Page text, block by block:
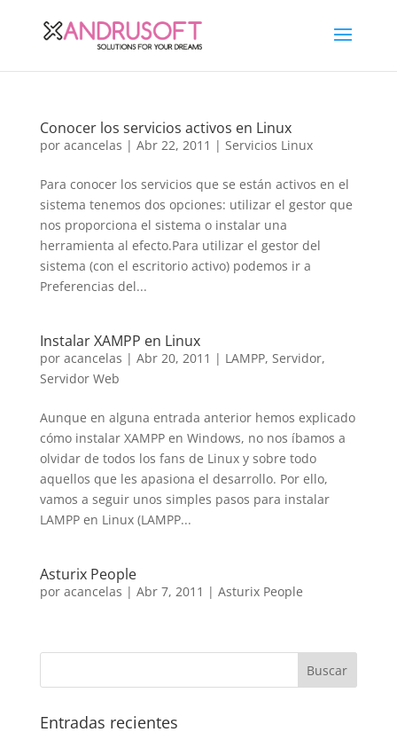
Conocer los servicios activos en Linux
por acancelas | Abr 22, 2011 | Servicios Linux
Para conocer los servicios que se están activos en el
sistema tenemos dos opciones: utilizar el gestor que
nos proporciona el sistema o instalar una
herramienta al efecto.Para utilizar el gestor del
sistema (con el escritorio activo) podemos ir a
Preferencias del...
Instalar XAMPP en Linux
por acancelas | Abr 20, 2011 | LAMPP, Servidor,
Servidor Web
Aunque en alguna entrada anterior hemos explicado
cómo instalar XAMPP en Windows, no nos íbamos a
olvidar de todos los fans de Linux y sobre todo
aquellos que les apasiona el desarrollo. Por ello,
vamos a seguir unos simples pasos para instalar
LAMPP en Linux (LAMPP...
Asturix People
por acancelas | Abr 7, 2011 | Asturix People
Entradas recientes